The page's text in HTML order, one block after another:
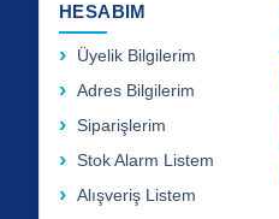
HESABIM
Üyelik Bilgilerim
Adres Bilgilerim
Siparişlerim
Stok Alarm Listem
Alışveriş Listem